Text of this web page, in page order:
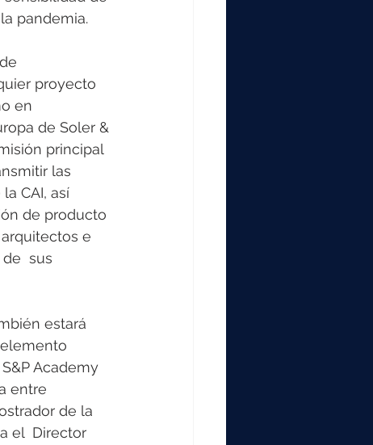
pandemia.
proyecto
en
de Soler &
principal
las
CAI, así
de producto
e
sus
estará
Academy
entre
de la
el  Director